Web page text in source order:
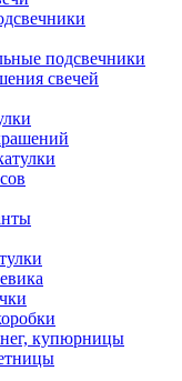
подсвечники
свечей
купюрницы